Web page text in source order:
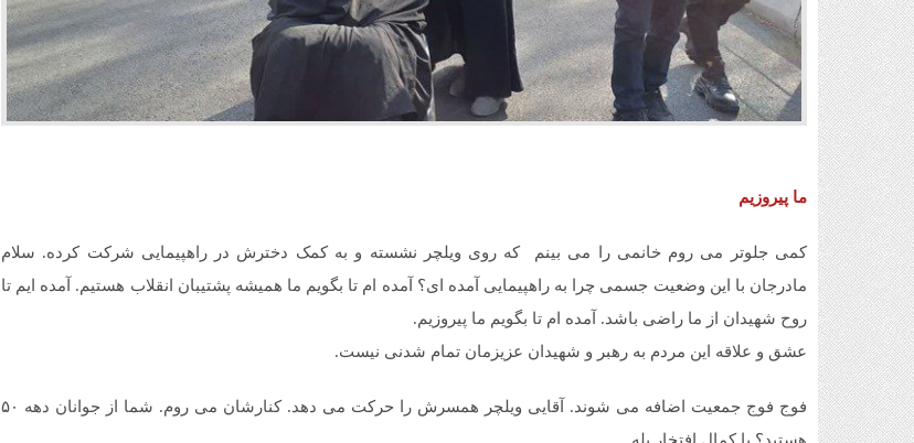
ما پیروزیم
کمی جلوتر می روم خانمی را می بینم که روی ویلچر نشسته و به کمک دخترش در راهپیمایی شرکت کرده. سلام
مادرجان با این وضعیت جسمی چرا به راهپیمایی آمده ای؟ آمده ام تا بگویم ما همیشه پشتیبان انقلاب هستیم. آمده ایم تا
روح شهیدان از ما راضی باشد. آمده ام تا بگویم ما پیروزیم.
عشق و علاقه این مردم به رهبر و شهیدان عزیزمان تمام شدنی نیست.
فوج فوج جمعیت اضافه می شوند. آقایی ویلچر همسرش را حرکت می دهد. کنارشان می روم. شما از جوانان دهه ۵۰